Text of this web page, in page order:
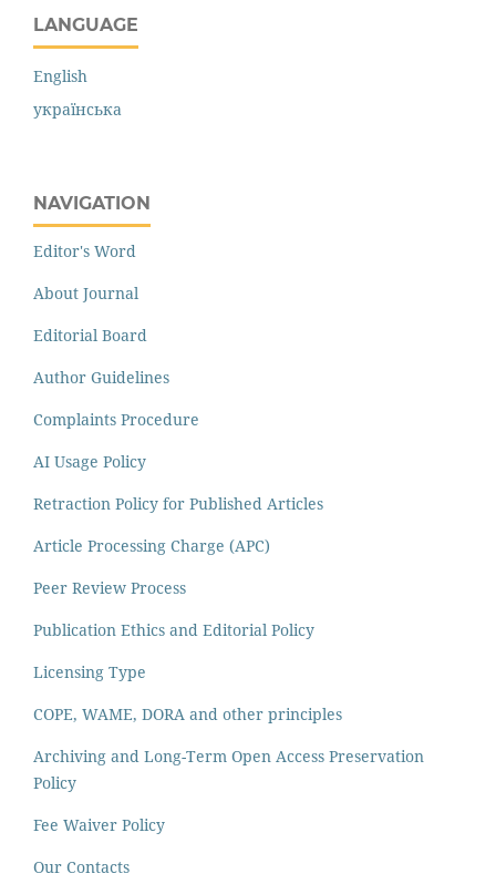
LANGUAGE
English
українська
NAVIGATION
Editor's Word
About Journal
Editorial Board
Author Guidelines
Complaints Procedure
AI Usage Policy
Retraction Policy for Published Articles
Article Processing Charge (APC)
Peer Review Process
Publication Ethics and Editorial Policy
Licensing Type
COPE, WAME, DORA and other principles
Archiving and Long-Term Open Access Preservation
Policy
Fee Waiver Policy
Our Contacts